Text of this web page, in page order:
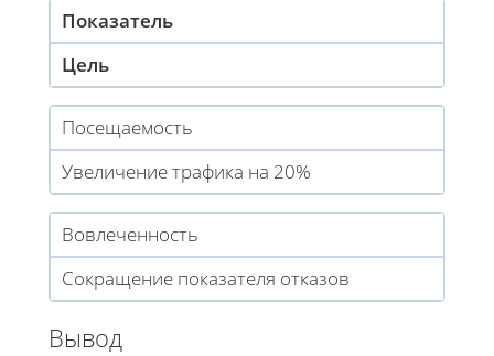
Показатель
Цель
Посещаемость
Увеличение трафика на 20%
Вовлеченность
Сокращение показателя отказов
Вывод